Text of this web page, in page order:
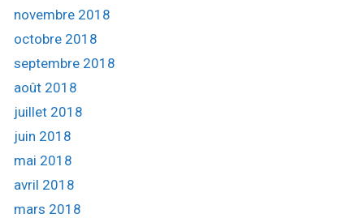
novembre 2018
octobre 2018
septembre 2018
août 2018
juillet 2018
juin 2018
mai 2018
avril 2018
mars 2018